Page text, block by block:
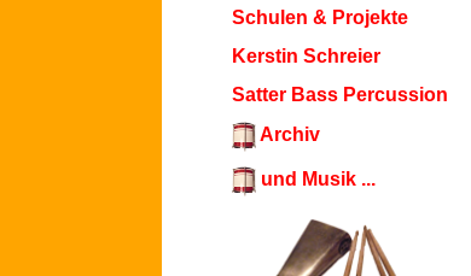
Schulen & Projekte
Kerstin Schreier
Satter Bass Percussion
Archiv
und Musik ...